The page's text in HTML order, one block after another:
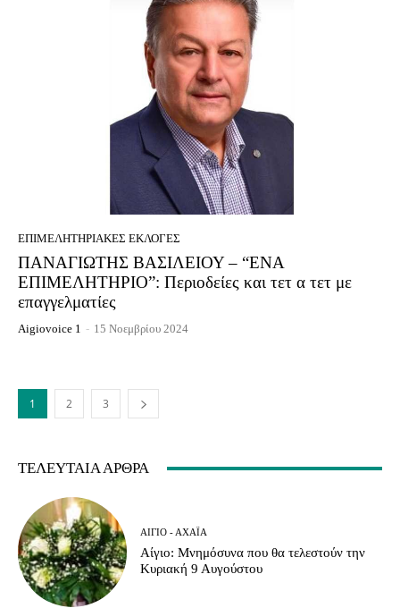
EΠΙΜΕΛΗΤΗΡΙΑΚΈΣ ΕΚΛΟΓΈΣ
ΠΑΝΑΓΙΩΤΗΣ ΒΑΣΙΛΕΙΟΥ – “ΕΝΑ
ΕΠΙΜΕΛΗΤΗΡΙΟ”: Περιοδείες και τετ α τετ με
επαγγελματίες
Aigiovoice 1 - 15 Νοεμβρίου 2024
1 2 3
ΤΕΛΕΥΤΑΊΑ ΆΡΘΡΑ
ΑΊΓΙΟ - ΑΧΑΪ́Α
Αίγιο: Μνημόσυνα που θα τελεστούν την
Κυριακή 9 Αυγούστου